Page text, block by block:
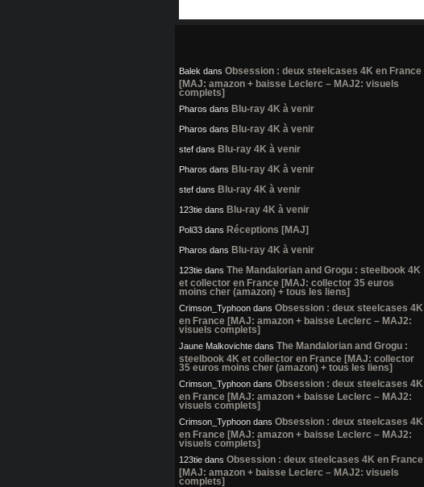
Balek dans Obsession : deux steelcases 4K en France
[MAJ: amazon + baisse Leclerc – MAJ2: visuels
complets]
Pharos dans Blu-ray 4K à venir
Pharos dans Blu-ray 4K à venir
stef dans Blu-ray 4K à venir
Pharos dans Blu-ray 4K à venir
stef dans Blu-ray 4K à venir
123tie dans Blu-ray 4K à venir
Poli33 dans Réceptions [MAJ]
Pharos dans Blu-ray 4K à venir
123tie dans The Mandalorian and Grogu : steelbook 4K
et collector en France [MAJ: collector 35 euros
moins cher (amazon) + tous les liens]
Crimson_Typhoon dans Obsession : deux steelcases 4K
en France [MAJ: amazon + baisse Leclerc – MAJ2:
visuels complets]
Jaune Malkovichte dans The Mandalorian and Grogu :
steelbook 4K et collector en France [MAJ: collector
35 euros moins cher (amazon) + tous les liens]
Crimson_Typhoon dans Obsession : deux steelcases 4K
en France [MAJ: amazon + baisse Leclerc – MAJ2:
visuels complets]
Crimson_Typhoon dans Obsession : deux steelcases 4K
en France [MAJ: amazon + baisse Leclerc – MAJ2:
visuels complets]
123tie dans Obsession : deux steelcases 4K en France
[MAJ: amazon + baisse Leclerc – MAJ2: visuels
complets]